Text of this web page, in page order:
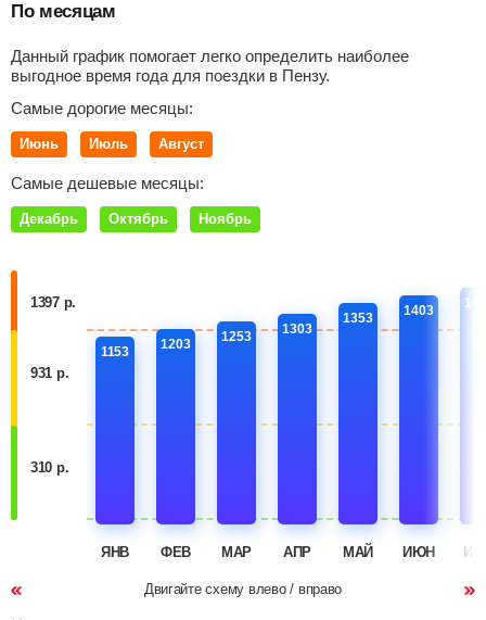
По месяцам
Данный график помогает легко определить наиболее
выгодное время года для поездки в Пензу.
Самые дорогие месяцы:
Июнь Июль Август
Самые дешевые месяцы:
Декабрь Октябрь Ноябрь
1397 р.
931 р.
310 р.
1153
ЯНВ
1203
ФЕВ
1253
МАР
1303
АПР
1353
МАЙ
1403
ИЮН
Двигайте схему влево / вправо